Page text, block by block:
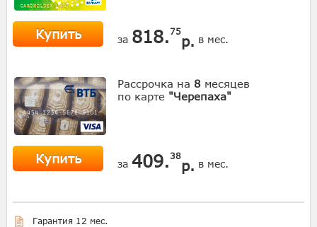
Купить за 818. 75
р. в мес.
Рассрочка на 8 месяцев
по карте "Черепаха"
Купить за 409. 38
р. в мес.
Гарантия 12 мес.